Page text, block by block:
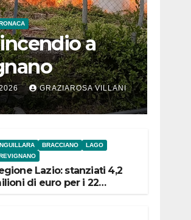
a
GRAZIAROSA VILLANI
BRACCIANO
LAGO
Lazio: stanziati 4,2
di euro per i 22